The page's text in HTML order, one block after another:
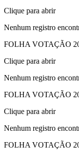
Clique para abrir
Nenhum registro
FOLHA VOTAÇÃO
Clique para abrir
Nenhum registro
FOLHA VOTAÇÃO
Clique para abrir
Nenhum registro
FOLHA VOTAÇÃO